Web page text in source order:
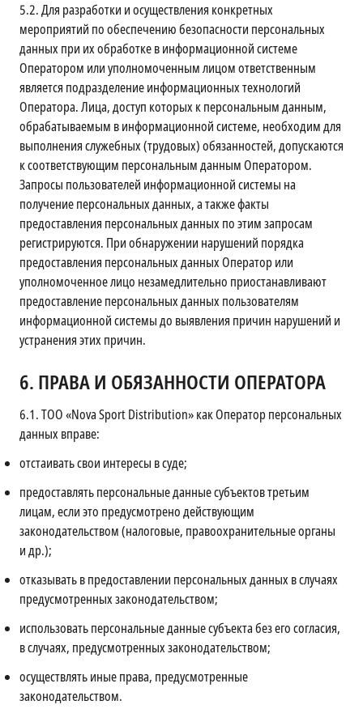
5.2.Для разработки и осуществления конкретных
мероприятий по обеспечению безопасности персональных
данных при их обработке в информационной системе
Оператором или уполномоченным лицом ответственным
является подразделение информационных технологий
Оператора. Лица, доступ которых к персональным данным,
обрабатываемым в информационной системе, необходим для
выполнения служебных (трудовых) обязанностей, допускаются
к соответствующим персональным данным Оператором.
Запросы пользователей информационной системы на
получение персональных данных, а также факты
предоставления персональных данных по этим запросам
регистрируются. При обнаружении нарушений порядка
предоставления персональных данных Оператор или
уполномоченное лицо незамедлительно приостанавливают
предоставление персональных данных пользователям
информационной системы до выявления причин нарушений и
устранения этих причин.
6. ПРАВА И ОБЯЗАННОСТИ ОПЕРАТОРА
6.1.ТОО «Nova Sport Distribution» как Оператор персональных
данных вправе:
отстаивать свои интересы в суде;
предоставлять персональные данные субъектов третьим
лицам, если это предусмотрено действующим
законодательством (налоговые, правоохранительные органы
и др.);
отказывать в предоставлении персональных данных в случаях
предусмотренных законодательством;
использовать персональные данные субъекта без его согласия,
в случаях, предусмотренных законодательством;
осуществлять иные права, предусмотренные
законодательством.